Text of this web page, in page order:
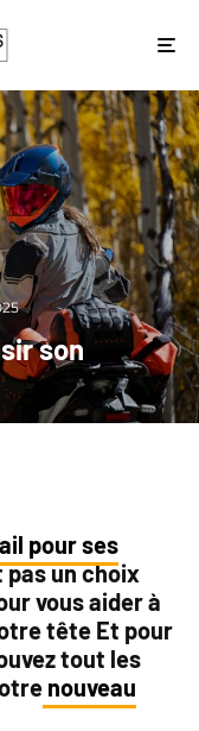
son
pour ses
pas un choix
vous aider à
tête Et pour
tout les
nouveau